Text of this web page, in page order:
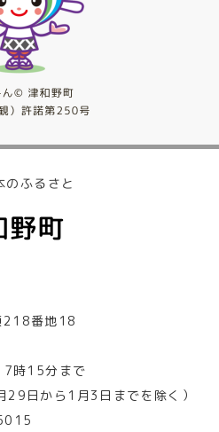
のふるさと
218番地18
時15分まで
29日から1月3日までを除く）